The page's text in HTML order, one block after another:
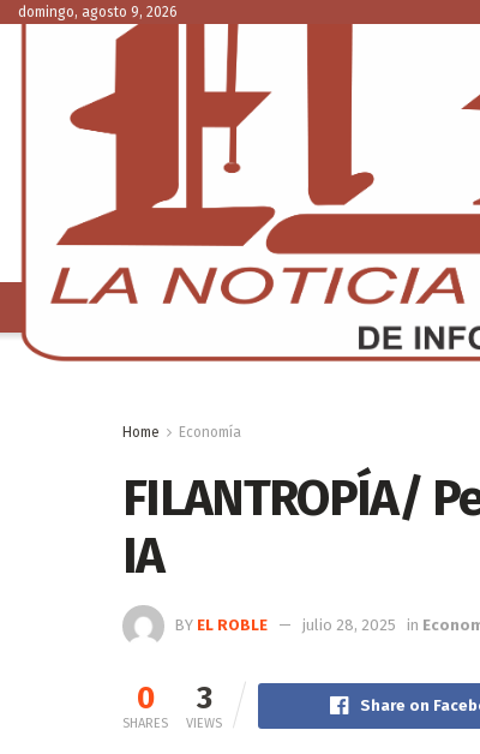
domingo, agosto 9, 2026
NACIONAL
Home Economía
FILANTROPÍA/
IA
BY EL ROBLE julio 28, 2025 in
0
SHARES
3
VIEWS
Share on